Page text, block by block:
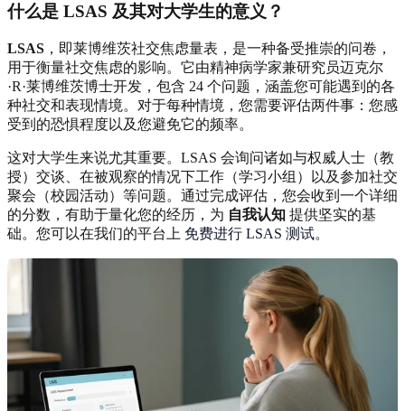
什么是 LSAS 及其对大学生的意义？
LSAS ，即莱博维茨社交焦虑量表，是一种备受推崇的问卷，
用于衡量社交焦虑的影响。它由精神病学家兼研究员迈克尔
·R·莱博维茨博士开发，包含 24 个问题，涵盖您可能遇到的各
种社交和表现情境。对于每种情境，您需要评估两件事：您感
受到的恐惧程度以及您避免它的频率。
这对大学生来说尤其重要。LSAS 会询问诸如与权威人士（教
授）交谈、在被观察的情况下工作（学习小组）以及参加社交
聚会（校园活动）等问题。通过完成评估，您会收到一个详细
的分数，有助于量化您的经历，为 自我认知 提供坚实的基
础。您可以在我们的平台上 免费进行 LSAS 测试。